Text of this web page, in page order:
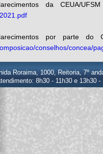
da CEUA/
por parte do
conselhos/concea/
Roraima, 1000, Reitoria, 7º
8h30 - 11h30 e 13h30